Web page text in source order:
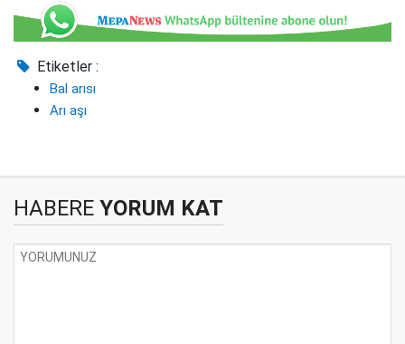
Etiketler :
Bal arısı
Arı aşı
HABERE YORUM KAT